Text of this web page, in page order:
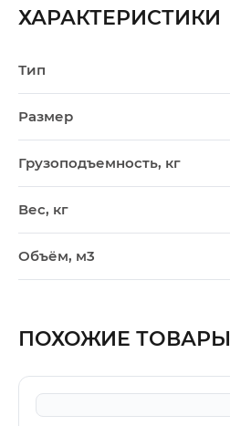
ХАРАКТЕРИСТИКИ
Тип
Размер
Грузоподъемность, кг
Вес, кг
Объём, м3
ПОХОЖИЕ ТОВАРЫ